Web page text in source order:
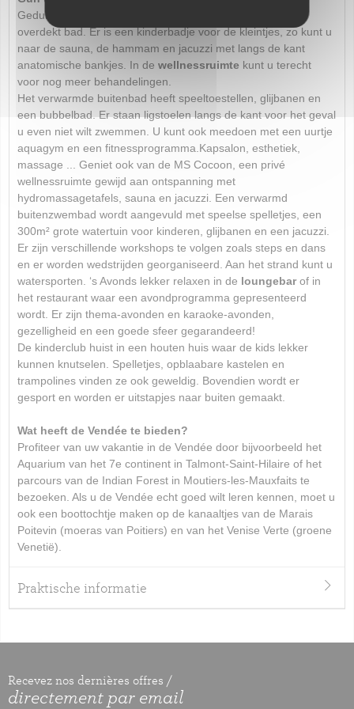
Gedurende het gehele seizoen kunt u zwemmen in een
overdekt bad. Er is een kinderbadje voor de kleintjes, zo kunt u
naar de sauna, de hammam en jacuzzi met langs de kant
anatomische bankjes. In dewellnessruimte kunt u terecht
voor nog meer behandelingen.
Het verwarmde buitenbad heeft speeltoestellen, glijbanen en
een bubbelbad. Er staan ligstoelen langs de kant voor het geval
u even niet wilt zwemmen. U kunt ook meedoen met een uurtje
aquagym en een fitnessprogramma.Kapsalon, esthetiek,
massage ... Geniet ook van de MS Cocoon, een privé
wellnessruimte gewijd aan ontspanning met
hydromassagetafels, sauna en jacuzzi. Een verwarmd
buitenzwembad wordt aangevuld met speelse spelletjes, een
300m² grote watertuin voor kinderen, glijbanen en een jacuzzi.
Er zijn verschillende workshops te volgen zoals steps en dans
en er worden wedstrijden georganiseerd. Aan het strand kunt u
watersporten. ‘s Avonds lekker relaxen in de loungebar of in
het restaurant waar een avondprogramma gepresenteerd
wordt. Er zijn thema-avonden en karaoke-avonden,
gezelligheid en een goede sfeer gegarandeerd!
De kinderclub huist in een houten huis waar de kids lekker
kunnen knutselen. Spelletjes, opblaabare kastelen en
trampolines vinden ze ook geweldig. Bovendien wordt er
gesport en worden er uitstapjes naar buiten gemaakt.
Wat heeft de Vendée te bieden?
Profiteer van uw vakantie in de Vendée door bijvoorbeeld het
Aquarium van het 7e continent in Talmont-Saint-Hilaire of het
parcours van de Indian Forest in Moutiers-les-Mauxfaits te
bezoeken. Als u de Vendée echt goed wilt leren kennen, moet u
ook een boottochtje maken op de kanaaltjes van de Marais
Poitevin (moeras van Poitiers) en van het Venise Verte (groene
Venetië).
Praktische informatie
Recevez nos dernières offres /
directement par email